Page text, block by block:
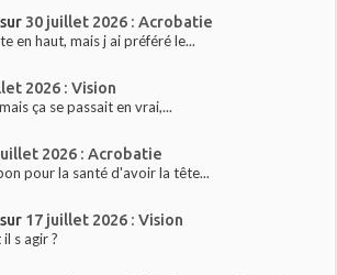
sur 30 juillet 2026 : Acrobatie
en haut, mais j ai préféré le...
2026 : Vision
ça se passait en vrai,...
2026 : Acrobatie
pour la santé d'avoir la tête...
sur 17 juillet 2026 : Vision
s agir ?